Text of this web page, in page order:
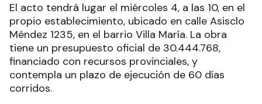
El acto tendrá lugar el miércoles 4, a las 10, en el
propio establecimiento, ubicado en calle Asisclo
Méndez 1235, en el barrio Villa María. La obra
tiene un presupuesto oficial de 30.444.768,
financiado con recursos provinciales, y
contempla un plazo de ejecución de 60 días
corridos.